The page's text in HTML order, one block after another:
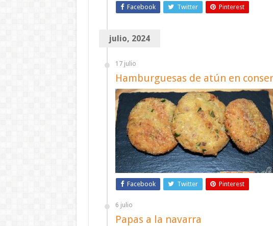
Facebook Twitter Pinterest
julio, 2024
17 julio
Hamburguesas de atún en
Facebook Twitter Pinterest
6 julio
Papas a la navarra